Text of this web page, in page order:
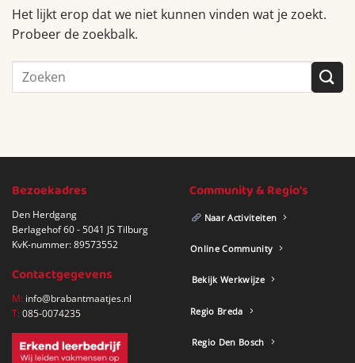
Het lijkt erop dat we niet kunnen vinden wat je zoekt.
Probeer de zoekbalk.
Bezoekadres
Den Herdgang
Berlagehof 60 - 5041 JS Tilburg
KvK-nummer: 89573552
Contactgegevens
M: info@brabantmaatjes.nl
T:085-0074235
Community & Regio's
Naar Activiteiten
Online Community
Bekijk Werkwijze
Regio Breda
Regio Den Bosch